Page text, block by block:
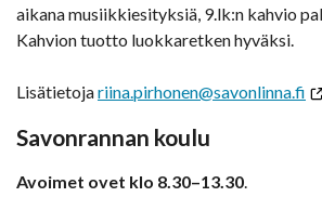
aikana musiikkiesityksiä, 9.lk:n kahvio
Kahvion tuotto luokkaretken hyväksi.
Lisätietojariina.pirhonen@savonlinna.fi
Savonrannan koulu
Avoimet ovet klo 8.30–13.30.